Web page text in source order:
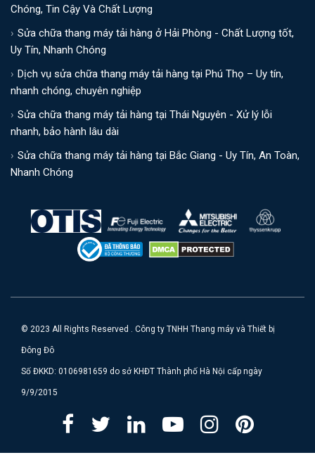
Chóng, Tin Cậy Và Chất Lượng
Sửa chữa thang máy tải hàng ở Hải Phòng - Chất Lượng tốt,
Uy Tín, Nhanh Chóng
Dịch vụ sửa chữa thang máy tải hàng tại Phú Thọ – Uy tín,
nhanh chóng, chuyên nghiệp
Sửa chữa thang máy tải hàng tại Thái Nguyên - Xử lý lỗi
nhanh, bảo hành lâu dài
Sửa chữa thang máy tải hàng tại Bắc Giang - Uy Tín, An Toàn,
Nhanh Chóng
© 2023 All Rights Reserved . Công ty TNHH Thang máy và Thiết bị
Đông Đô
Số ĐKKD: 0106981659 do sở KHĐT Thành phố Hà Nội cấp ngày
9/9/2015